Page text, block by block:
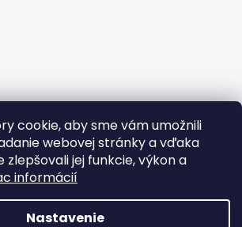
cookie, aby sme vám umožnili
webovej stránky a vďaka
zlepšovali jej funkcie, výkon a
informácií
Nastavenie
Sledovať na Instagrame